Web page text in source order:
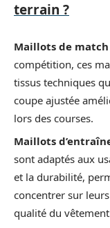
terrain ?
Maillots de match
compétition, ces
tissus techniques
coupe ajustée
lors des courses.
Maillots
sont adaptés aux
et la durabilité,
concentrer sur
qualité du